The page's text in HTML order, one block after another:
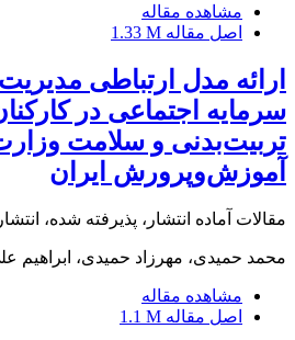
مشاهده مقاله
اصل مقاله 1.33 M
ارائه مدل ارتباطی
سرمایه اجتماعی در
تربیت‌بدنی و سلامت
آموزش‌وپرورش ایران
مقالات آماده انتشار، پذیرفته شده، انتشار
محمد حمیدی، مهرزاد حمیدی،
مشاهده مقاله
اصل مقاله 1.1 M